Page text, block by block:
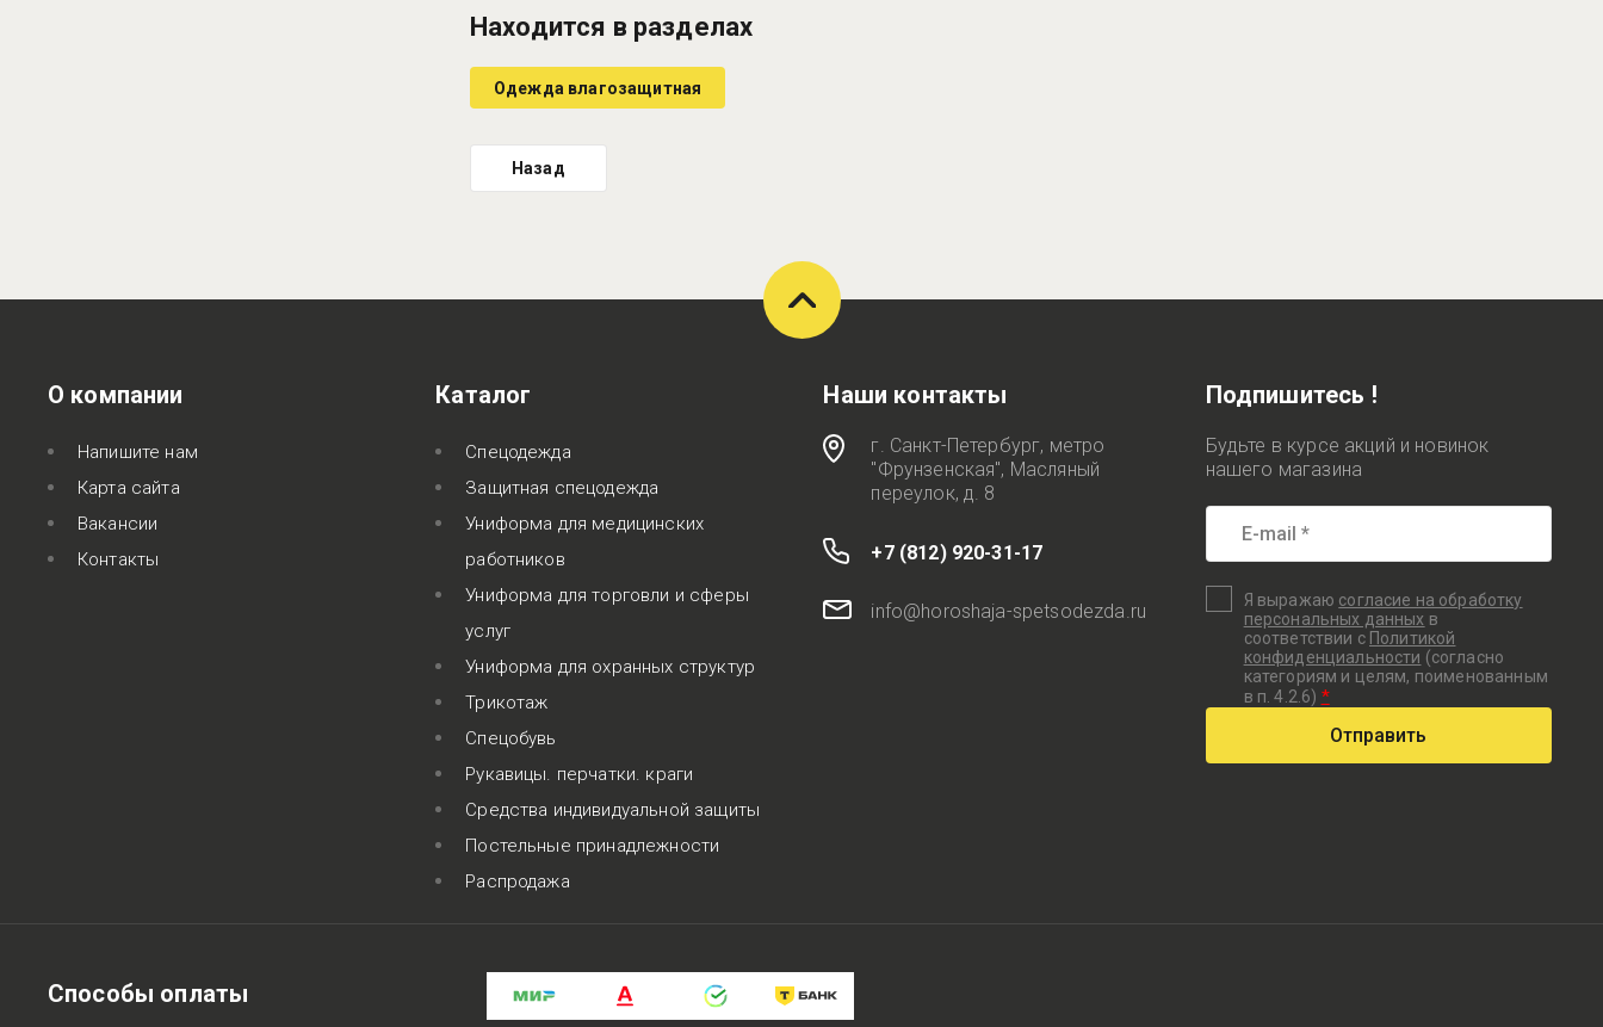
Находится в разделах
Одежда влагозащитная
Назад
О компании
Напишите нам
Карта сайта
Вакансии
Контакты
Каталог
Спецодежда
Защитная спецодежда
Униформа для медицинских
работников
Униформа для торговли и сферы
услуг
Униформа для охранных структур
Трикотаж
Спецобувь
Рукавицы. перчатки. краги
Средства индивидуальной защиты
Постельные принадлежности
Распродажа
Наши контакты
г. Санкт-Петербург, метро
"Фрунзенская", Масляный
переулок, д. 8
+7 (812) 920-31-17
info@horoshaja-spetsodezda.ru
Подпишитесь !
Будьте в курсе акций и новинок
нашего магазина
Я выражаю согласие на обработку
персональных данных в
соответствии с Политикой
конфиденциальности (согласно
категориям и целям, поименованным
в п. 4.2.6) *
Отправить
Способы оплаты